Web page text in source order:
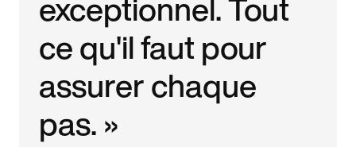
ce qu'il faut pour
assurer chaque
pas. »